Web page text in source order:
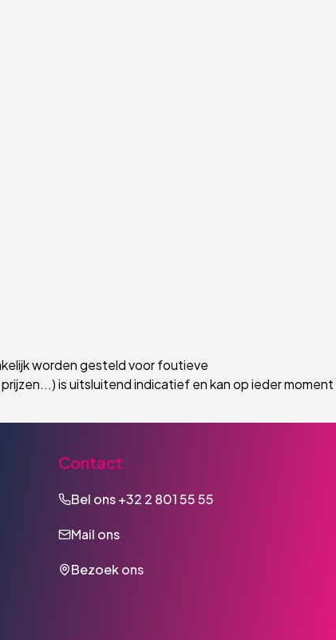
worden gesteld voor foutieve
is uitsluitend indicatief en kan op ieder moment
Contact
Bel ons+32 2 801 55 55
Mail ons
Bezoek ons